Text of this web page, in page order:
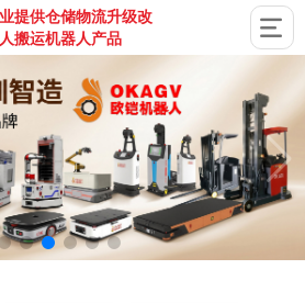
提供仓储物流升级改
搬运机器人产品